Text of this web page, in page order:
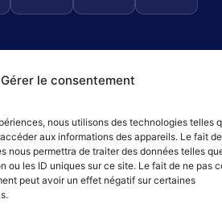
Gérer le consentement
nous utilisons des technologies telles
aux informations des appareils. Le fait de
nous permettra de traiter des données telles
ou les ID uniques sur ce site. Le fait de ne pas
peut avoir un effet négatif sur certaines
09 88 56 44 56